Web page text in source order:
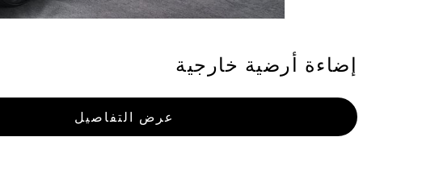
إضاءة أرضية خارجية
عرض التفاصيل